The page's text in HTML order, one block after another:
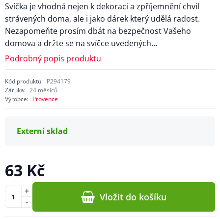
Svíčka je vhodná nejen k dekoraci a zpříjemnění chvil
strávených doma, ale i jako dárek který udělá radost.
Nezapomeňte prosím dbát na bezpečnost Vašeho
domova a držte se na svíčce uvedených…
Podrobný popis produktu
Kód produktu: P294179
Záruka: 24 měsíců
Výrobce: Provence
Externí sklad
63 Kč
-
+ Vložit do košíku